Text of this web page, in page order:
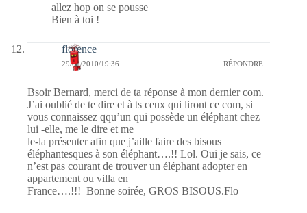
allez hop on se pousse
Bien à toi !
florence
29/01/2010/19:36 RÉPONDRE
Bsoir Bernard, merci de ta réponse à mon dernier com.
J’ai oublié de te dire et à ts ceux qui liront ce com, si
vous connaissez qqu’un qui possède un éléphant chez
lui -elle, me le dire et me
le-la présenter afin que j’aille faire des bisous
éléphantesques à son éléphant….!! Lol. Oui je sais, ce
n’est pas courant de trouver un éléphant adopter en
appartement ou villa en
France….!!! Bonne soirée, GROS BISOUS.Flo